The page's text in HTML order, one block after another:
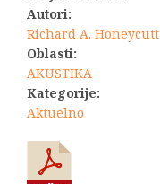
Autori:
Richard A. Honeycutt
Oblasti:
AKUSTIKA
Kategorije:
Aktuelno